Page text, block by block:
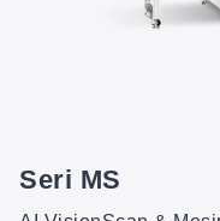
Seri MS